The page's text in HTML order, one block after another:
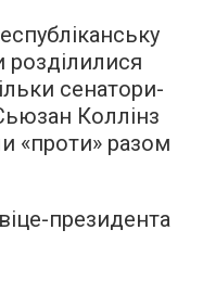
розділилися
сенатори-
Коллінз
«проти» разом
президента